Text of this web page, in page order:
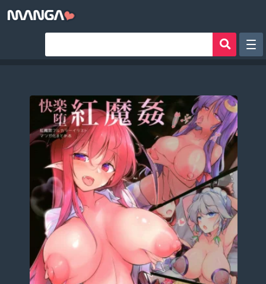
Авторы
Аниме хентай
Сборники манги
Sign in
Register